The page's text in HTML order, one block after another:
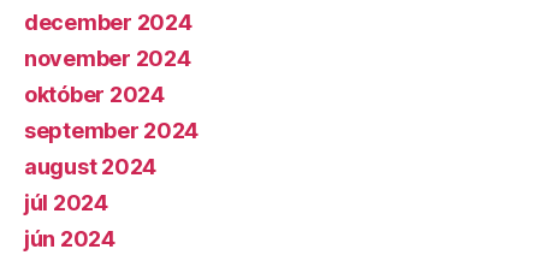
december 2024
november 2024
október 2024
september 2024
august 2024
júl 2024
jún 2024